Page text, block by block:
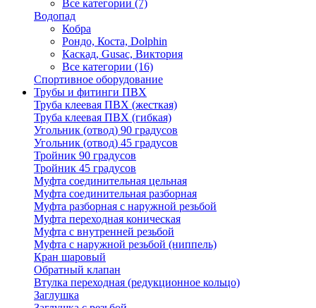
Все категории (7)
Водопад
Кобра
Рондо, Коста, Dolphin
Каскад, Gusac, Виктория
Все категории (16)
Спортивное оборудование
Трубы и фитинги ПВХ
Труба клеевая ПВХ (жесткая)
Труба клеевая ПВХ (гибкая)
Угольник (отвод) 90 градусов
Угольник (отвод) 45 градусов
Тройник 90 градусов
Тройник 45 градусов
Муфта соединительная цельная
Муфта соединительная разборная
Муфта разборная с наружной резьбой
Муфта переходная коническая
Муфта с внутренней резьбой
Муфта с наружной резьбой (ниппель)
Кран шаровый
Обратный клапан
Втулка переходная (редукционное кольцо)
Заглушка